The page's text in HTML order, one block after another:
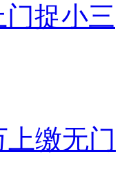
捉小三
缴无门